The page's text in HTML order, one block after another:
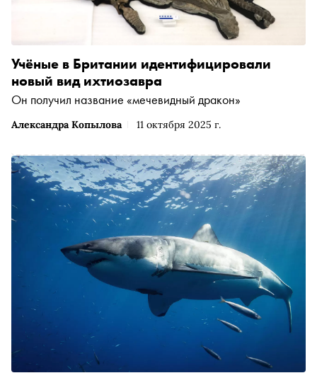
Александра Копылова 11 октября 2025 г.
Учёные в Британии идентифицировали
новый вид ихтиозавра
Он получил название «мечевидный дракон»